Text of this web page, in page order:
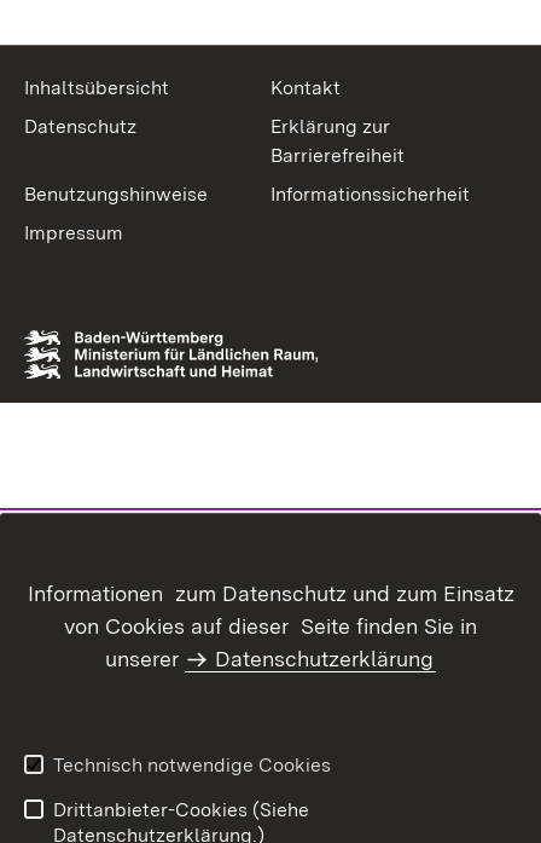
Inhaltsübersicht
Kontakt
Datenschutz
Erklärung zur
Barrierefreiheit
Benutzungshinweise
Informationssicherheit
Impressum
Informationen zum Datenschutz und zum Einsatz
von Cookies auf dieser Seite finden Sie in
unserer
Datenschutzerklärung
Technisch notwendige Cookies
Drittanbieter-Cookies (Siehe
Datenschutzerklärung.)